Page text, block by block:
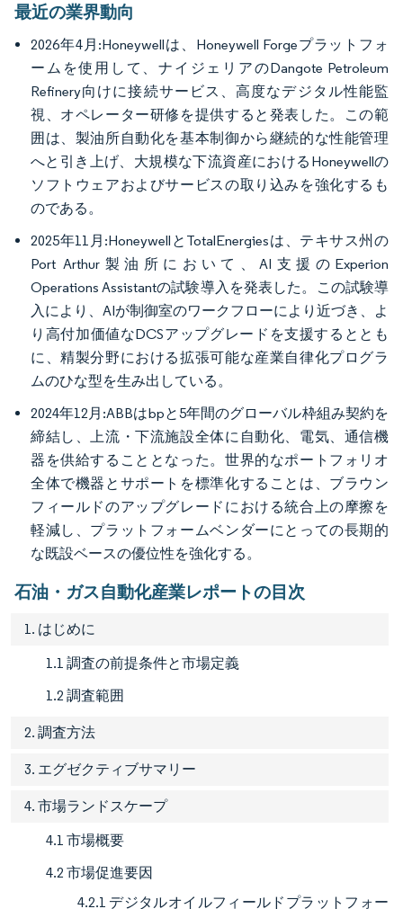
最近の業界動向
2026年4月:Honeywellは、Honeywell Forgeプラットフォ
ームを使用して、ナイジェリアのDangote Petroleum
Refinery向けに接続サービス、高度なデジタル性能監
視、オペレーター研修を提供すると発表した。この範
囲は、製油所自動化を基本制御から継続的な性能管理
へと引き上げ、大規模な下流資産におけるHoneywellの
ソフトウェアおよびサービスの取り込みを強化するも
のである。
2025年11月:HoneywellとTotalEnergiesは、テキサス州の
Port Arthur製油所において、AI支援のExperion
Operations Assistantの試験導入を発表した。この試験導
入により、AIが制御室のワークフローにより近づき、よ
り高付加価値なDCSアップグレードを支援するととも
に、精製分野における拡張可能な産業自律化プログラ
ムのひな型を生み出している。
2024年12月:ABBはbpと5年間のグローバル枠組み契約を
締結し、上流・下流施設全体に自動化、電気、通信機
器を供給することとなった。世界的なポートフォリオ
全体で機器とサポートを標準化することは、ブラウン
フィールドのアップグレードにおける統合上の摩擦を
軽減し、プラットフォームベンダーにとっての長期的
な既設ベースの優位性を強化する。
石油・ガス自動化産業レポートの目次
1. はじめに
1.1 調査の前提条件と市場定義
1.2 調査範囲
2. 調査方法
3. エグゼクティブサマリー
4. 市場ランドスケープ
4.1 市場概要
4.2 市場促進要因
4.2.1 デジタルオイルフィールドプラットフォー